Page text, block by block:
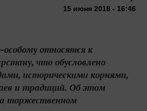
15 июня 2018 - 16:46
относятся к
что обусловлено
историческими корнями,
и традиций. Об этом
торжественном